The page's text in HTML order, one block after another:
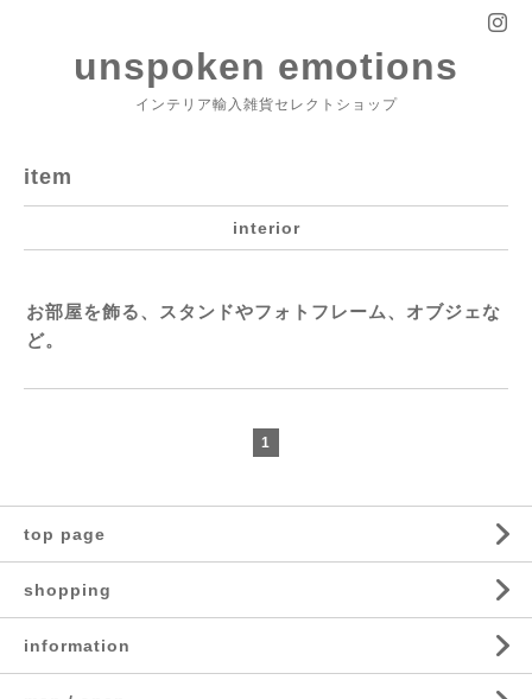
unspoken emotions
インテリア輸入雑貨セレクトショップ
item
interior
お部屋を飾る、スタンドやフォトフレーム、オブジェな
ど。
1
top page
shopping
information